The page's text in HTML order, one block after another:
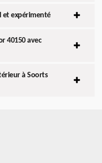
et expérimenté
40150 avec
à Soorts